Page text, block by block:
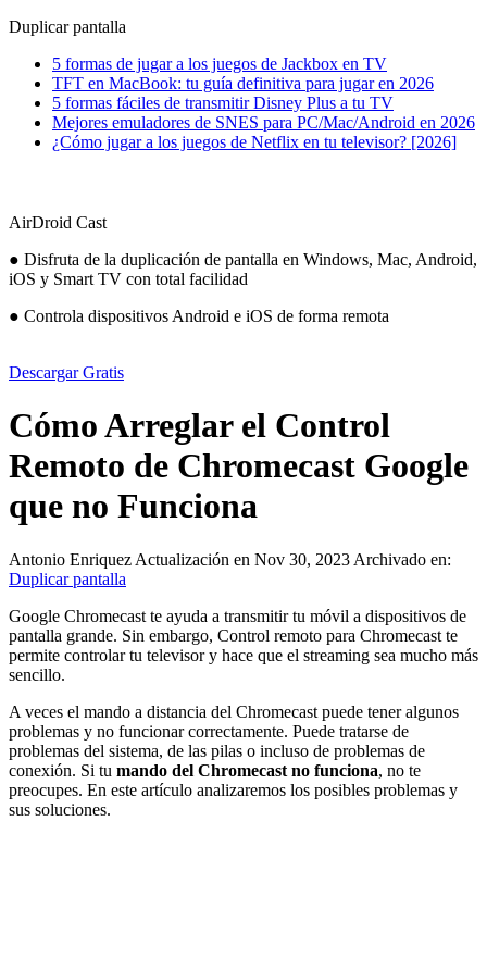
Duplicar pantalla
5 formas de jugar a los juegos de Jackbox en TV
TFT en MacBook: tu guía definitiva para jugar en 2026
5 formas fáciles de transmitir Disney Plus a tu TV
Mejores emuladores de SNES para PC/Mac/Android en 2026
¿Cómo jugar a los juegos de Netflix en tu televisor? [2026]
AirDroid Cast
● Disfruta de la duplicación de pantalla en Windows, Mac, Android,
iOS y Smart TV con total facilidad
● Controla dispositivos Android e iOS de forma remota
Descargar Gratis
Cómo Arreglar el Control
Remoto de Chromecast Google
que no Funciona
Antonio Enriquez Actualización en Nov 30, 2023 Archivado en:
Duplicar pantalla
Google Chromecast te ayuda a transmitir tu móvil a dispositivos de
pantalla grande. Sin embargo, Control remoto para Chromecast te
permite controlar tu televisor y hace que el streaming sea mucho más
sencillo.
A veces el mando a distancia del Chromecast puede tener algunos
problemas y no funcionar correctamente. Puede tratarse de
problemas del sistema, de las pilas o incluso de problemas de
conexión. Si tu mando del Chromecast no funciona, no te
preocupes. En este artículo analizaremos los posibles problemas y
sus soluciones.